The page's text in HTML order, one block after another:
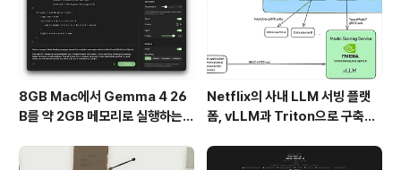
g transaction)이 실행됩니다...
8GB Mac에서 Gemma 4 26
B를 약 2GB 메모리로 실행하는 T
Netflix의 사내 LLM 서빙 플랫
폼, vLLM과 Triton으로 구축한